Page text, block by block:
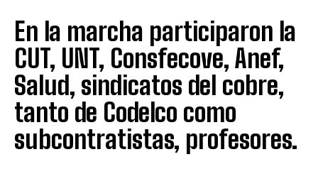
En la marcha participaron la
CUT, UNT, Consfecove, Anef,
Salud, sindicatos del cobre,
tanto de Codelco como
subcontratistas, profesores.